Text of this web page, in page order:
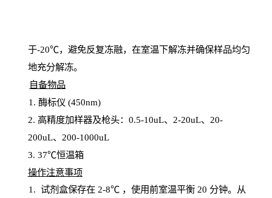
于-20℃，避免反复冻融，在室温下解冻并确保样品均匀
地充分解冻。
自备物品
1 . 酶标仪 (450nm)
2. 高精度加样器及枪头： 0.5-10uL、 2-20uL、 20-
200uL、 200-1000uL
3. 37℃恒温箱
操作注意事项
1. 试剂盒保存在 2-8℃ ，使用前室温平衡 20 分钟。从